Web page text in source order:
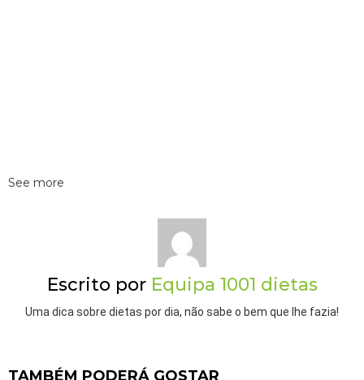
See more
Escrito por Equipa 1001 dietas
Uma dica sobre dietas por dia, não sabe o bem que lhe fazia!
TAMBÉM PODERÁ GOSTAR